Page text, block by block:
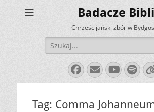
Badacze
Chrześcijański zbór w
Szukaj:
Facebook
E-
mail
Tag: Comma